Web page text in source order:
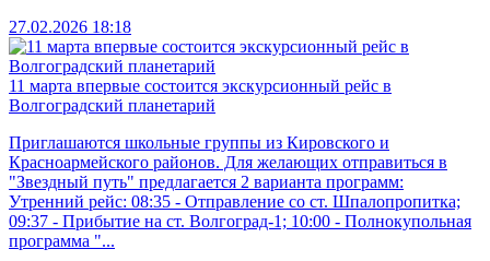
27.02.2026 18:18
11 марта впервые состоится экскурсионный рейс в
Волгоградский планетарий
Приглашаются школьные группы из Кировского и
Красноармейского районов. Для желающих отправиться в
"Звездный путь" предлагается 2 варианта программ:
Утренний рейс: 08:35 - Отправление со ст. Шпалопропитка;
09:37 - Прибытие на ст. Волгоград-1; 10:00 - Полнокупольная
программа "...